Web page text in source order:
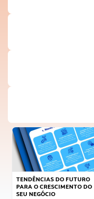
TENDÊNCIAS DO FUTURO
PARA O CRESCIMENTO DO
SEU NEGÓCIO